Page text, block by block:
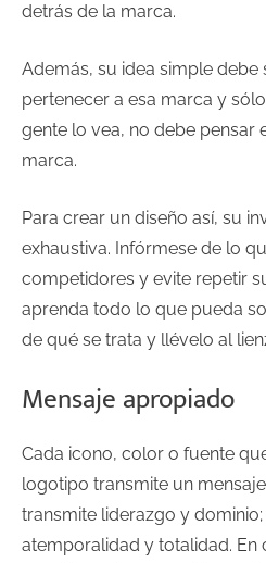
detrás de la marca.
Además, su idea simple debe
pertenecer a esa marca y
gente lo vea, no debe pensar
marca.
Para crear un diseño así, su
exhaustiva. Infórmese de lo
competidores y evite repetir
aprenda todo lo que pueda
de qué se trata y llévelo al
Mensaje apropiado
Cada icono, color o fuente
logotipo transmite un
transmite liderazgo y
atemporalidad y totalidad. En